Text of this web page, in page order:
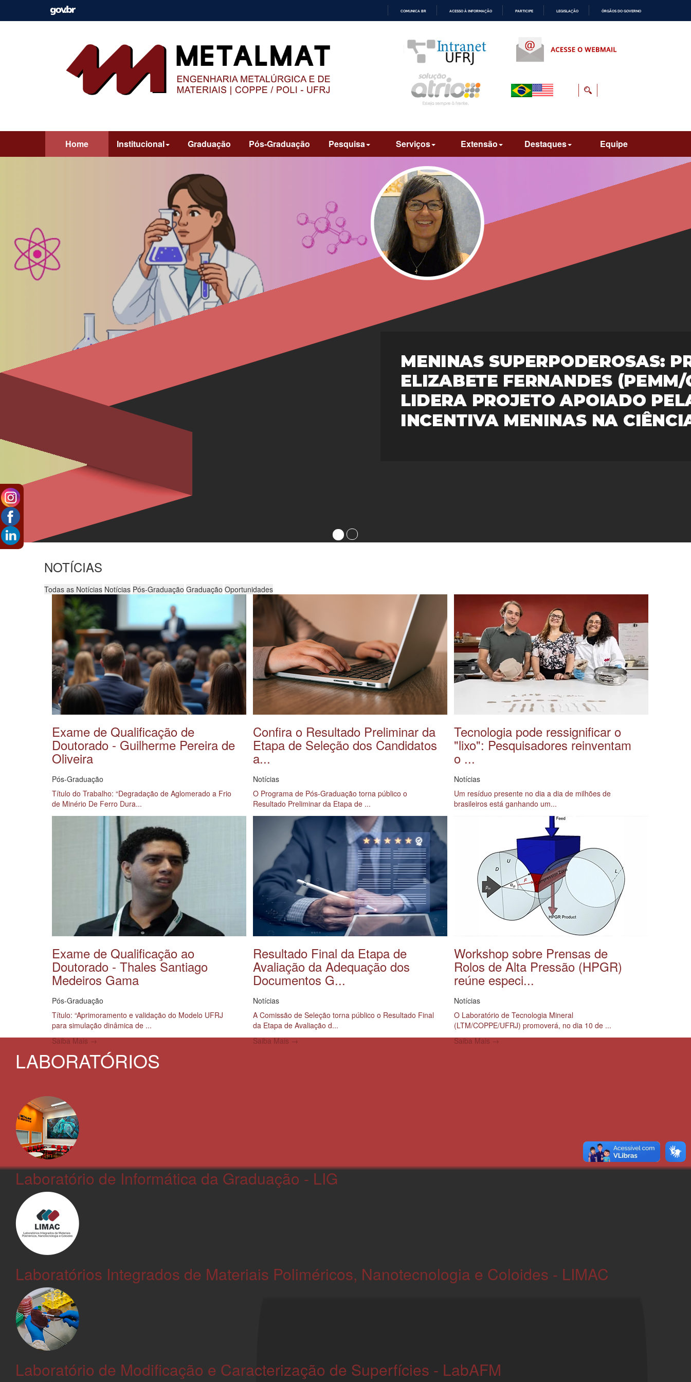
COMUNICA BR ACESSO À INFORMAÇÃO PARTICIPE LEGISLAÇÃO ÓRGÃOS DO GOVERNO
Home Institucional Graduação Pós-Graduação Pesquisa Serviços Extensão Destaques Equipe
NOTÍCIAS
Exame de Qualificação de
Doutorado - Guilherme Pereira de
Oliveira
Pós-Graduação
Título do Trabalho: “Degradação de Aglomerado a Frio
de Minério De Ferro Dura...
Saiba Mais →
Confira o Resultado Preliminar da
Etapa de Seleção dos Candidatos
a...
Notícias
O Programa de Pós-Graduação torna público o
Resultado Preliminar da Etapa de ...
Saiba Mais →
Tecnologia pode ressignificar o
"lixo": Pesquisadores reinventam
o ...
Notícias
Um resíduo presente no dia a dia de milhões de
brasileiros está ganhando um...
Exame de Qualificação ao
Doutorado - Thales Santiago
Medeiros Gama
Pós-Graduação
Título: “Aprimoramento e validação do Modelo UFRJ
para simulação dinâmica de ...
Saiba Mais →
Resultado Final da Etapa de
Avaliação da Adequação dos
Documentos G...
Notícias
A Comissão de Seleção torna público o Resultado Final
da Etapa de Avaliação d...
Saiba Mais →
Workshop sobre Prensas de
Rolos de Alta Pressão (HPGR)
reúne especi...
Notícias
O Laboratório de Tecnologia Mineral
(LTM/COPPE/UFRJ) promoverá, no dia 10 de ...
Saiba Mais →
LABORATÓRIOS
Laboratório de Informática da Graduação - LIG
Laboratórios Integrados de Materiais Poliméricos, Nanotecnologia e Coloides - LIMAC
Laboratório de Modificação e Caracterização de Superfícies - LabAFM